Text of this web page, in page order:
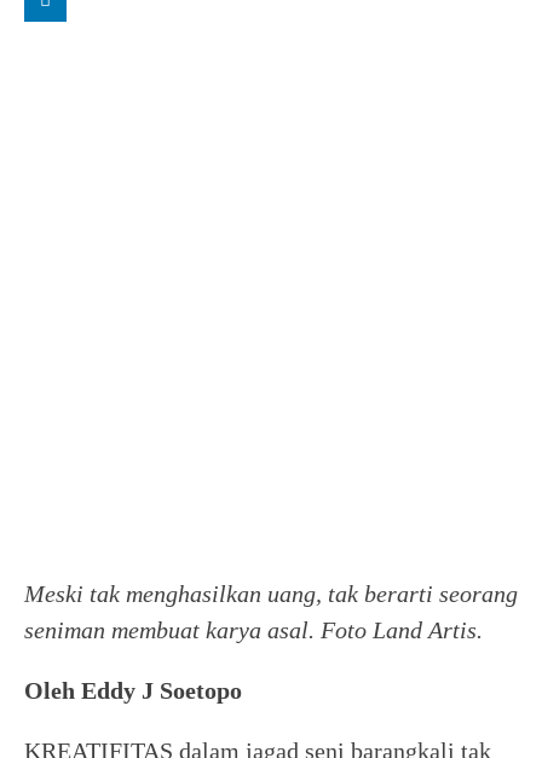
Meski tak menghasilkan uang, tak berarti seorang
seniman membuat karya asal. Foto Land Artis.
Oleh Eddy J Soetopo
KREATIFITAS dalam jagad seni barangkali tak